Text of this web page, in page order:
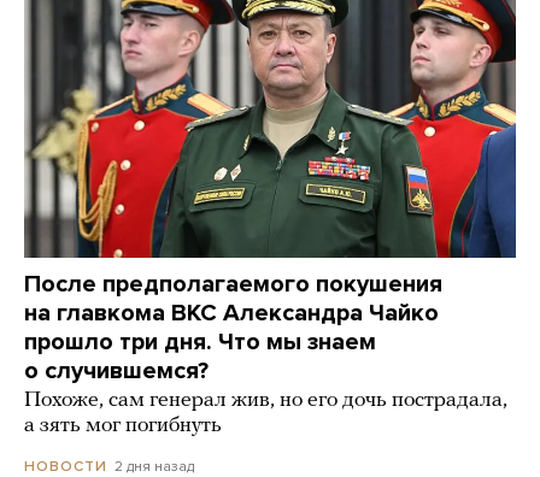
После предполагаемого покушения
на главкома ВКС Александра Чайко
прошло три дня. Что мы знаем
о случившемся?
Похоже, сам генерал жив, но его дочь пострадала,
а зять мог погибнуть
НОВОСТИ 2 дня назад